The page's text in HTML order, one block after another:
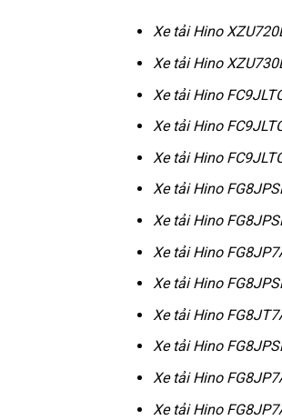
Xe tải Hino
Xe tải Hino
Xe tải Hino
Xe tải Hino
Xe tải Hino
Xe tải Hino
Xe tải Hino
Xe tải Hino
Xe tải Hino
Xe tải Hino
Xe tải Hino
Xe tải Hino
Xe tải Hino